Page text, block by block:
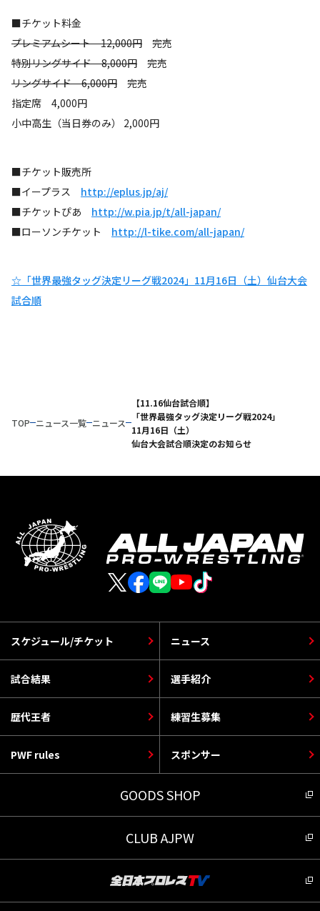
■チケット料金
プレミアムシート 12,000円 完売
特別リングサイド 8,000円 完売
リングサイド 6,000円 完売
指定席 4,000円
小中高生（当日券のみ） 2,000円
■チケット販売所
■イープラス http://eplus.jp/aj/
■チケットぴあ http://w.pia.jp/t/all-japan/
■ローソンチケット http://l-tike.com/all-japan/
☆「世界最強タッグ決定リーグ戦2024」11月16日（土）仙台大会
試合順
TOP ニュース一覧 ニュース
【11.16仙台試合順】
「世界最強タッグ決定リーグ戦2024」
11月16日（土）
仙台大会試合順決定のお知らせ
スケジュール/チケット
選手紹介
PWF rules
ニュース
歴代王者
スポンサー
試合結果
練習生募集
GOODS SHOP
CLUB AJPW